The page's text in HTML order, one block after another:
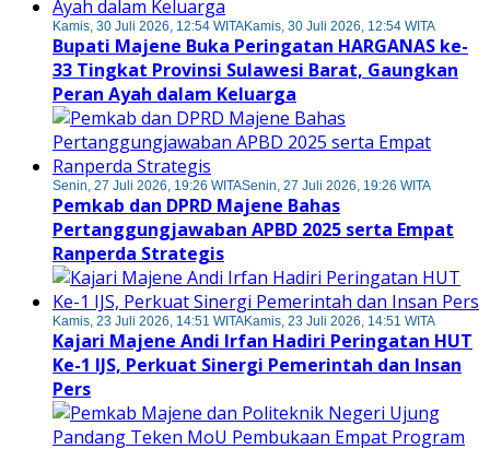
Kamis, 30 Juli 2026, 12:54 WITAKamis, 30 Juli 2026, 12:54 WITA
Bupati Majene Buka Peringatan HARGANAS ke-
33 Tingkat Provinsi Sulawesi Barat, Gaungkan
Peran Ayah dalam Keluarga
Senin, 27 Juli 2026, 19:26 WITASenin, 27 Juli 2026, 19:26 WITA
Pemkab dan DPRD Majene Bahas
Pertanggungjawaban APBD 2025 serta Empat
Ranperda Strategis
Kamis, 23 Juli 2026, 14:51 WITAKamis, 23 Juli 2026, 14:51 WITA
Kajari Majene Andi Irfan Hadiri Peringatan HUT
Ke-1 IJS, Perkuat Sinergi Pemerintah dan Insan
Pers